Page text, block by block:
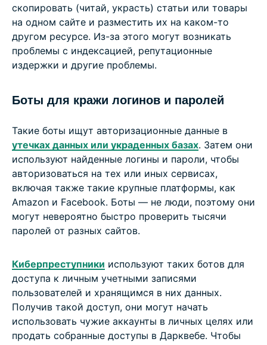
скопировать (читай, украсть) статьи или товары
на одном сайте и разместить их на каком-то
другом ресурсе. Из-за этого могут возникать
проблемы с индексацией, репутационные
издержки и другие проблемы.
Боты для кражи логинов и паролей
Такие боты ищут авторизационные данные в
утечках данных или украденных базах. Затем они
используют найденные логины и пароли, чтобы
авторизоваться на тех или иных сервисах,
включая также такие крупные платформы, как
Amazon и Facebook. Боты — не люди, поэтому они
могут невероятно быстро проверить тысячи
паролей от разных сайтов.
Киберпреступники используют таких ботов для
доступа к личным учетными записями
пользователей и хранящимся в них данных.
Получив такой доступ, они могут начать
использовать чужие аккаунты в личных целях или
продать собранные доступы в Дарквебе. Чтобы